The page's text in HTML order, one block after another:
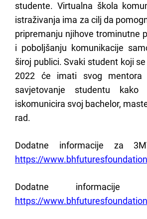
studente. Virtualna škola
istraživanja ima za cilj da
pripremanju njihove trominutne
i poboljšanju komunikacije
široj publici. Svaki student koji se
2022 će imati svog
savjetovanje studentu
iskomunicira svoj bachelor,
rad.
Dodatne informacije za
https://
Dodatne informacije
https://